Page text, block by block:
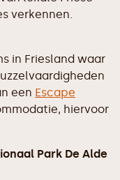
verkennen.
in Friesland waar
een Escape
hiervoor
Park De Alde